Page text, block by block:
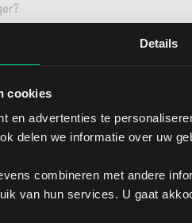
Details
cookies
en advertenties te
delen we informatie over uw
combineren met andere
van hun services. U gaat
zijn, maar kennen risico’s.